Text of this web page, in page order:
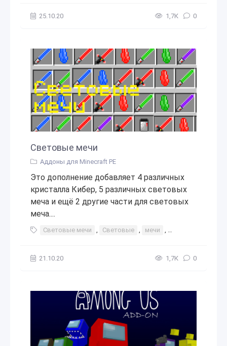
25.10.20 1,7К 0
Световые мечи
Аддоны для Minecraft PE
Это дополнение добавляет 4 различных
кристалла Кибер, 5 различных световых
меча и ещё 2 другие части для световых
меча....
Световые мечи , Световые , мечи , световые
21.10.20 1,7К 0